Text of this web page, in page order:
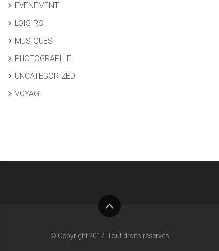
EVENEMENT
LOISIRS
MUSIQUES
PHOTOGRAPHIE
UNCATEGORIZED
VOYAGE
© Copyright 2017. Tout droits réservés